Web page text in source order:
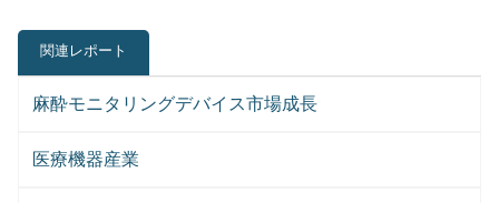
関連レポート
麻酔モニタリングデバイス市場成長
医療機器産業